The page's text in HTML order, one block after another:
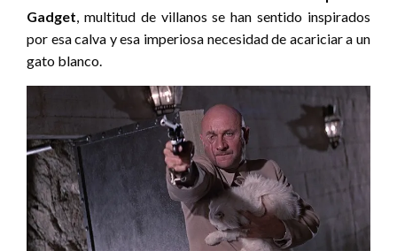
Gadget, multitud de villanos se han sentido inspirados
por esa calva y esa imperiosa necesidad de acariciar a un
gato blanco.